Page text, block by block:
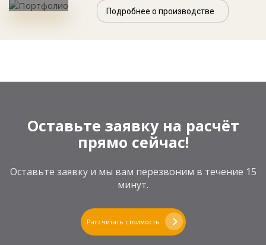
Подробнее о производстве
Оставьте заявку на расчёт
прямо сейчас!
Оставьте заявку и мы вам перезвоним в течение 15
минут.
Рассчитать стоимость